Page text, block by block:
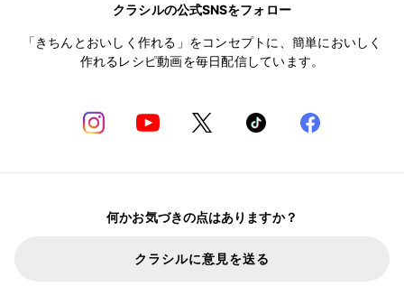
クラシルの公式SNSをフォロー
「きちんとおいしく作れる」をコンセプトに、簡単においしく
作れるレシピ動画を毎日配信しています。
何かお気づきの点はありますか？
クラシルに意見を送る